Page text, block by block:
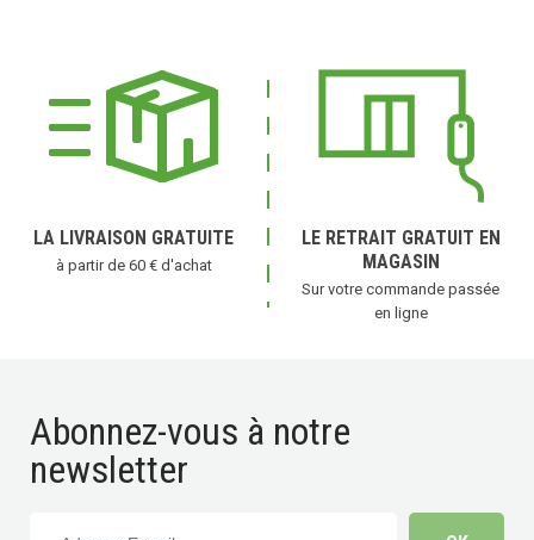
LA LIVRAISON GRATUITE
à partir de 60 € d'achat
LE RETRAIT GRATUIT EN
MAGASIN
Sur votre commande passée
en ligne
Abonnez-vous à notre
newsletter